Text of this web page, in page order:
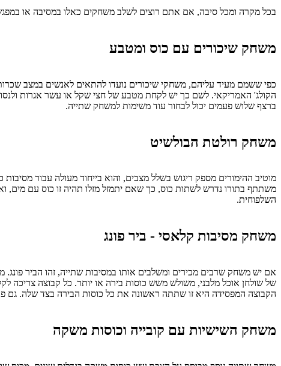
בכל מקרה ומכל סיבה, אם אתם רוצים לשלב משחקים כאלו במסיבה או
משחק שיכורים עם כוס ומטבע
כפי ששמם מעיד עליהם, משחקי שיכורים נועדו להתאים לאנשים במצב
הקולג' האמריקאי. לשם כך יש לקחת מטבע של חצי שקל או עשר אגרות
ברצף שלוש פעמים יכול לבחור עוד משימות למשחק שתייה.
משחק רולטת הבולשיט
מוטיב ההימורים מספק ריגוש בשלל מצבים, והוא בייחוד מעולה עבור
משתתף בתורו נדרש לשתות כוס, כך שאם יתמזל מזלו תהיה זו כוס עם מים,
השלפוחית.
משחק מסיבות קלאסי - ביר פונג
אם יש משחק שרבים מכירים ומשלבים אותו במסיבות שתייה, זהו הביר
של שולחן אוכל מלבני, משולש משש כוסות בירה או יותר. כל קבוצה צריכה
הקבוצה המפסידה היא זו שתתה ראשונה את כל כוסות הבירה בצד שלה. גם
משחק השישיות עם קובייה וכוסות משקה